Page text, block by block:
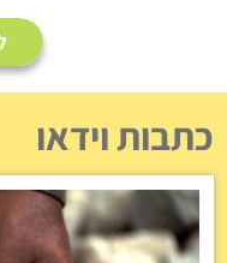
כתבות וידאו